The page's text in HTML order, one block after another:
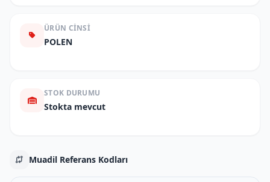
ÜRÜN CINSI
POLEN
STOK DURUMU
Stokta mevcut
Muadil Referans Kodları